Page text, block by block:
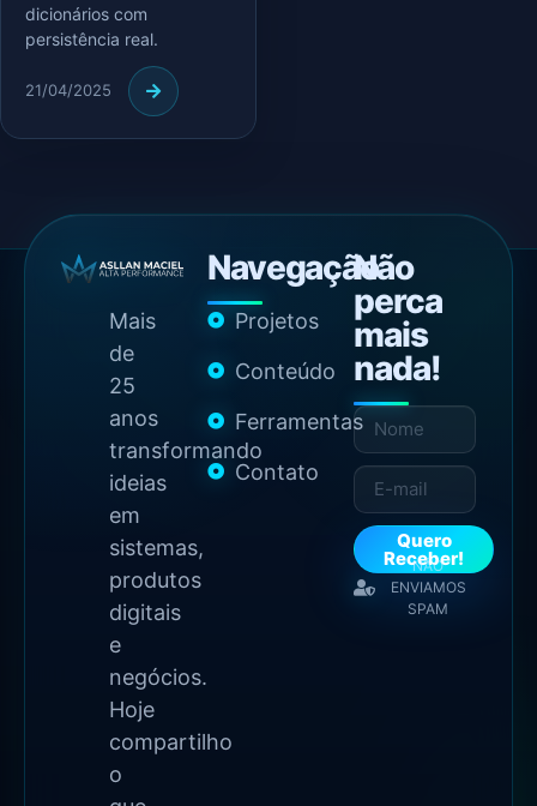
dicionários com
persistência real.
21/04/2025
Mais
de
25
anos
transformando
ideias
em
sistemas,
produtos
digitais
e
negócios.
Hoje
compartilho
o
Navegação
Projetos
Conteúdo
Ferramentas
Contato
Não
perca
mais
nada!
Quero
Receber!
NÃO
ENVIAMOS
SPAM